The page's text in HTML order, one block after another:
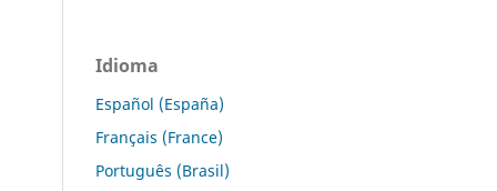
Idioma
Español (España)
Français (France)
Português (Brasil)